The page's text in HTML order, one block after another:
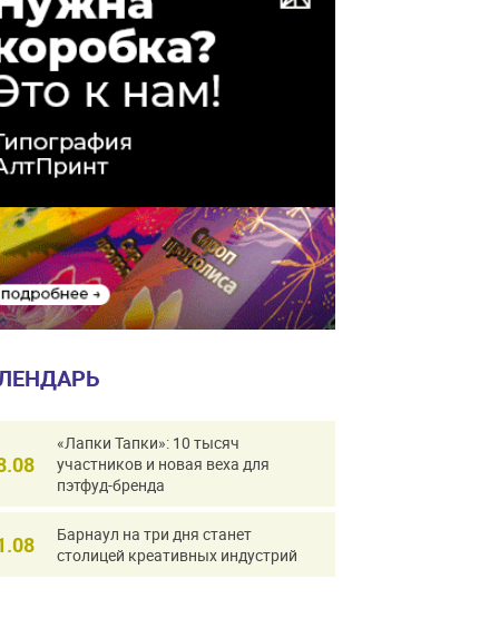
«Лапки Тапки»: 10 тысяч
участников и новая веха для
пэтфуд-бренда
Барнаул на три дня станет
столицей креативных индустрий